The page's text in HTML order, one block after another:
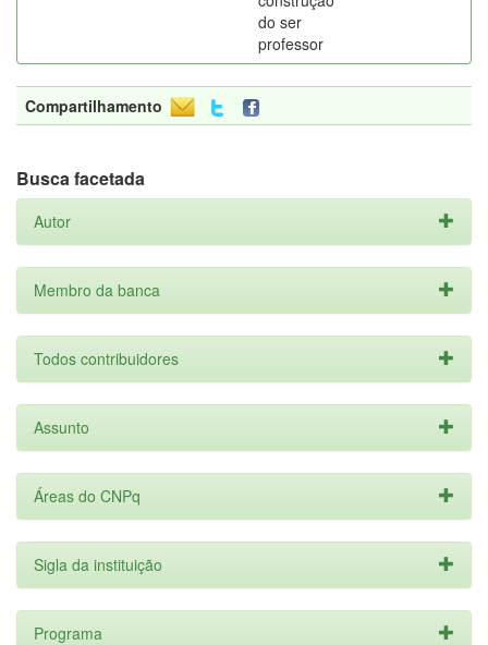
do ser
professor
Compartilhamento
Busca facetada
Autor
Membro da banca
Todos contribuidores
Assunto
Áreas do CNPq
Sigla da instituição
Programa